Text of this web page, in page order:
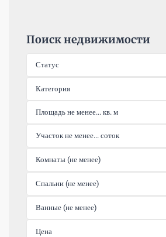
Поиск недвижимости
Статус
Категория
Комнаты (не менее)
Спальни (не менее)
Ванные (не менее)
Цена